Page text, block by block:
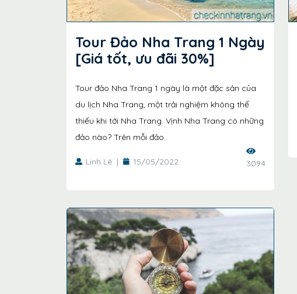
Tour Đảo Nha Trang 1 Ngày
[Giá tốt, ưu đãi 30%]
Tour đảo Nha Trang 1 ngày là một đặc sản của
du lịch Nha Trang, một trải nghiệm không thể
thiếu khi tới Nha Trang. Vịnh Nha Trang có những
đảo nào? Trên mỗi đảo..
Linh Lê | 15/05/2022 3094